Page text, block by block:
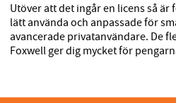
Utöver att det ingår en licens så
lätt använda och anpassade för
avancerade privatanvändare. De
Foxwell ger dig mycket för